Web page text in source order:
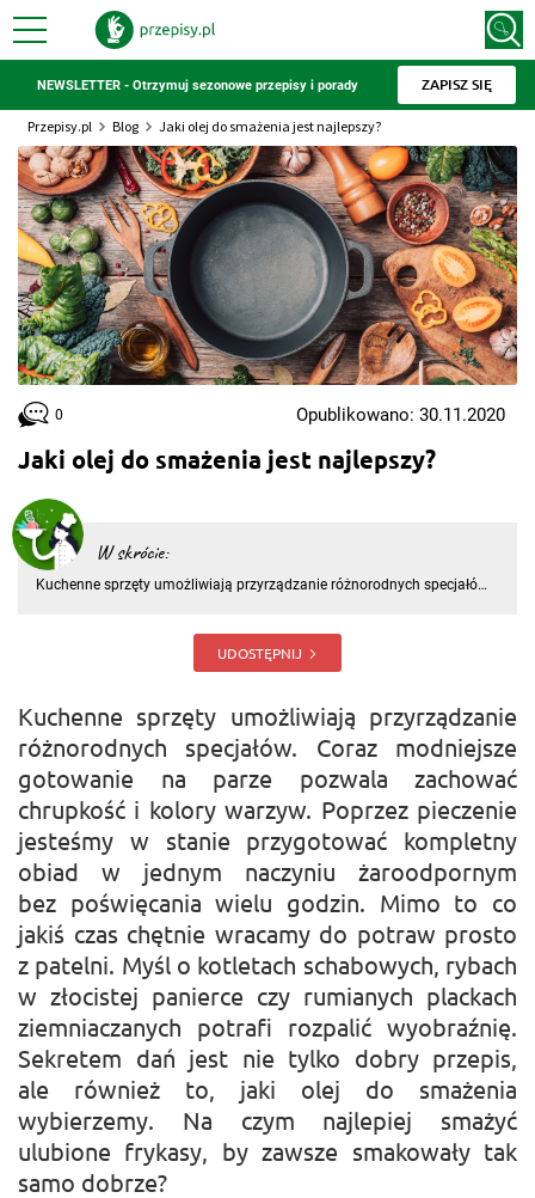
NEWSLETTER - Otrzymuj sezonowe przepisy i porady ZAPISZ SIĘ
Przepisy.pl Blog Jaki olej do smażenia jest najlepszy?
Jaki olej do smażenia jest najlepszy?
W skrócie:
Kuchenne sprzęty umożliwiają przyrządzanie różnorodnych specjałów.
kompletny obiad w jednym naczyniu żaroodpornym bez poświęcan
UDOSTĘPNIJ
0 Opublikowano: 30.11.2020
Kuchenne sprzęty umożliwiają przyrządzanie
różnorodnych specjałów. Coraz modniejsze
gotowanie na parze pozwala zachować
chrupkość i kolory warzyw. Poprzez pieczenie
jesteśmy w stanie przygotować kompletny
obiad w jednym naczyniu żaroodpornym
bez poświęcania wielu godzin. Mimo to co
jakiś czas chętnie wracamy do potraw prosto
z patelni. Myśl o kotletach schabowych, rybach
w złocistej panierce czy rumianych plackach
ziemniaczanych potrafi rozpalić wyobraźnię.
Sekretem dań jest nie tylko dobry przepis,
ale również to, jaki olej do smażenia
wybierzemy. Na czym najlepiej smażyć
ulubione frykasy, by zawsze smakowały tak
samo dobrze?